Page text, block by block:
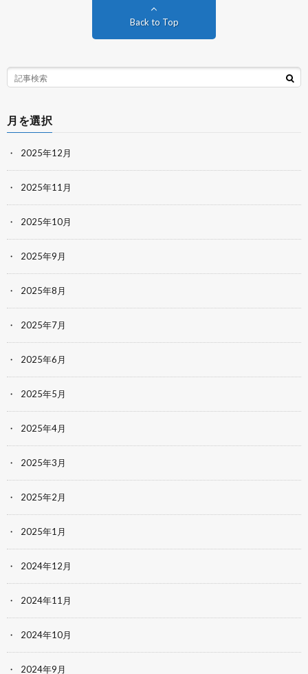
Back to Top
月を選択
2025年12月
2025年11月
2025年10月
2025年9月
2025年8月
2025年7月
2025年6月
2025年5月
2025年4月
2025年3月
2025年2月
2025年1月
2024年12月
2024年11月
2024年10月
2024年9月